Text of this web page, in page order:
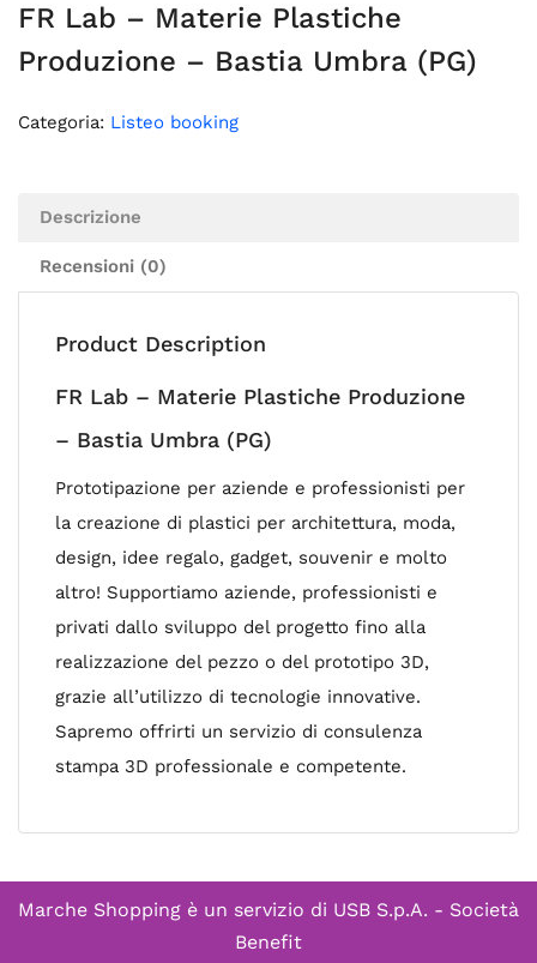
FR Lab – Materie Plastiche
Produzione – Bastia Umbra (PG)
Categoria: Listeo booking
Descrizione
Recensioni (0)
Product Description
FR Lab – Materie Plastiche Produzione
– Bastia Umbra (PG)
Prototipazione per aziende e professionisti per
la creazione di plastici per architettura, moda,
design, idee regalo, gadget, souvenir e molto
altro! Supportiamo aziende, professionisti e
privati dallo sviluppo del progetto fino alla
realizzazione del pezzo o del prototipo 3D,
grazie all’utilizzo di tecnologie innovative.
Sapremo offrirti un servizio di consulenza
stampa 3D professionale e competente.
Marche Shopping è un servizio di USB S.p.A. - Società
Benefit